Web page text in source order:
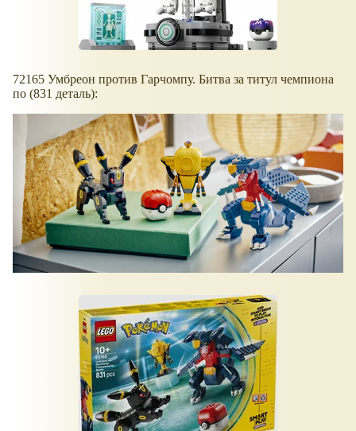
72165 Умбреон против Гарчомпу. Битва за титул чемпиона
по (831 деталь):